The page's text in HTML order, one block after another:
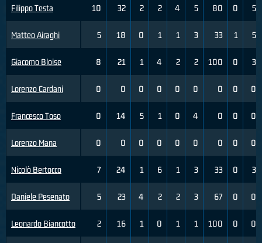
Filippo Testa
Matteo Airaghi
Giacomo Bloise
Lorenzo Cardani
Francesco Toso
Lorenzo Mana
Nicolò Bertocco
Daniele Pesenato
Leonardo Biancotto
10 32 2 2 4 5 80 0 5
5 18 0 1 1 3 33 1 5
8 21 1 4 2 2 100 0 3
0 0 0 0 0 0 0 0 0
0 14 5 1 0 4 0 0 0
0 0 0 0 0 0 0 0 0
7 24 1 6 1 3 33 0 3
5 23 4 2 2 3 67 0 0
2 16 1 0 1 1 100 0 0